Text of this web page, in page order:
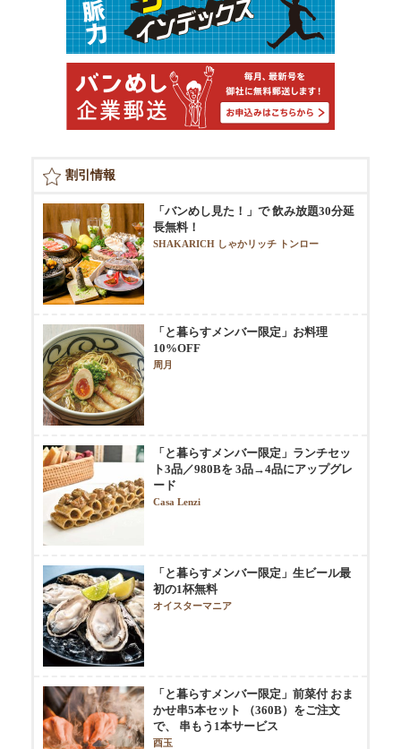
割引情報
「バンめし見た！」で 飲み放題30分延
長無料！
SHAKARICH しゃかリッチ トンロー
「と暮らすメンバー限定」お料理
10%OFF
周月
「と暮らすメンバー限定」ランチセッ
ト3品／980Bを 3品→4品にアップグレ
ード
Casa Lenzi
「と暮らすメンバー限定」生ビール最
初の1杯無料
オイスターマニア
「と暮らすメンバー限定」前菜付 おま
かせ串5本セット （360B）をご注文
で、 串もう1本サービス
酉玉